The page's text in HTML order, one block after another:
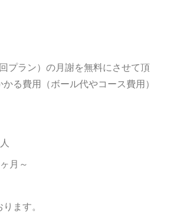
プラン）の月謝を無料にさせて頂
る費用（ボール代やコース費用）
月～
ます。